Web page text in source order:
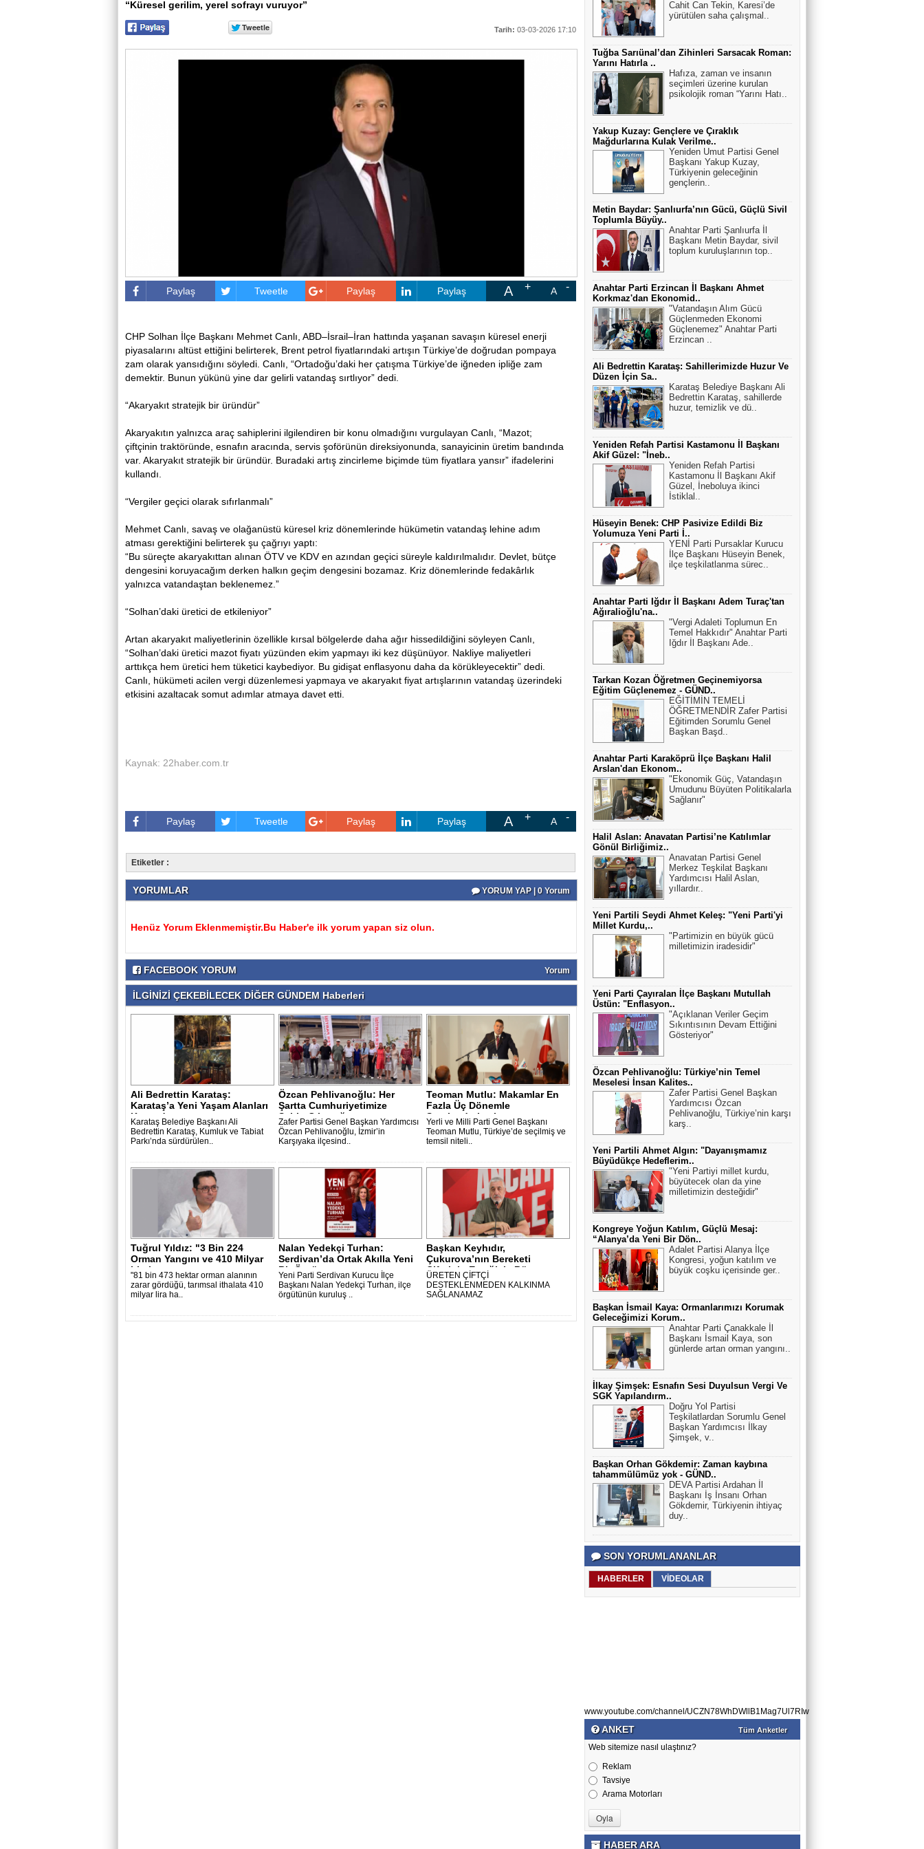
“Küresel gerilim, yerel sofrayı vuruyor”
Tarih: 03-03-2026 17:10
Paylaş Tweetle Paylaş Paylaş A A
CHP Solhan İlçe Başkanı Mehmet Canlı, ABD–İsrail–İran hattında yaşanan savaşın küresel enerji
piyasalarını altüst ettiğini belirterek, Brent petrol fiyatlarındaki artışın Türkiye’de doğrudan pompaya
zam olarak yansıdığını söyledi. Canlı, “Ortadoğu’daki her çatışma Türkiye’de iğneden ipliğe zam
demektir. Bunun yükünü yine dar gelirli vatandaş sırtlıyor” dedi.
“Akaryakıt stratejik bir üründür”
Akaryakıtın yalnızca araç sahiplerini ilgilendiren bir konu olmadığını vurgulayan Canlı, “Mazot;
çiftçinin traktöründe, esnafın aracında, servis şoförünün direksiyonunda, sanayicinin üretim bandında
var. Akaryakıt stratejik bir üründür. Buradaki artış zincirleme biçimde tüm fiyatlara yansır” ifadelerini
kullandı.
“Vergiler geçici olarak sıfırlanmalı”
Mehmet Canlı, savaş ve olağanüstü küresel kriz dönemlerinde hükümetin vatandaş lehine adım
atması gerektiğini belirterek şu çağrıyı yaptı:
“Bu süreçte akaryakıttan alınan ÖTV ve KDV en azından geçici süreyle kaldırılmalıdır. Devlet, bütçe
dengesini koruyacağım derken halkın geçim dengesini bozamaz. Kriz dönemlerinde fedakârlık
yalnızca vatandaştan beklenemez.”
“Solhan’daki üretici de etkileniyor”
Artan akaryakıt maliyetlerinin özellikle kırsal bölgelerde daha ağır hissedildiğini söyleyen Canlı,
“Solhan’daki üretici mazot fiyatı yüzünden ekim yapmayı iki kez düşünüyor. Nakliye maliyetleri
arttıkça hem üretici hem tüketici kaybediyor. Bu gidişat enflasyonu daha da körükleyecektir” dedi.
Canlı, hükümeti acilen vergi düzenlemesi yapmaya ve akaryakıt fiyat artışlarının vatandaş üzerindeki
etkisini azaltacak somut adımlar atmaya davet etti.
Kaynak: 22haber.com.tr
Paylaş Tweetle Paylaş Paylaş A A
Etiketler :
YORUMLAR YORUM YAP | 0 Yorum
Henüz Yorum Eklenmemiştir.Bu Haber'e ilk yorum yapan siz olun.
FACEBOOK YORUM Yorum
İLGİNİZİ ÇEKEBİLECEK DİĞER GÜNDEM Haberleri
Ali Bedrettin Karataş:
Karataş’a Yeni Yaşam Alanları
Kazandı..
Karataş Belediye Başkanı Ali
Bedrettin Karataş, Kumluk ve Tabiat
Parkı’nda sürdürülen..
Özcan Pehlivanoğlu: Her
Şartta Cumhuriyetimize
Sahip Çıkacağ..
Zafer Partisi Genel Başkan Yardımcısı
Özcan Pehlivanoğlu, İzmir’in
Karşıyaka ilçesind..
Teoman Mutlu: Makamlar En
Fazla Üç Dönemle
Sınırlandırılmalı..
Yerli ve Milli Parti Genel Başkanı
Teoman Mutlu, Türkiye’de seçilmiş ve
temsil niteli..
Tuğrul Yıldız: "3 Bin 224
Orman Yangını ve 410 Milyar
Liralı..
"81 bin 473 hektar orman alanının
zarar gördüğü, tarımsal ithalata 410
milyar lira ha..
Nalan Yedekçi Turhan:
Serdivan’da Ortak Akılla Yeni
Bir Örgü..
Yeni Parti Serdivan Kurucu İlçe
Başkanı Nalan Yedekçi Turhan, ilçe
örgütünün kuruluş ..
Başkan Keyhıdır,
Çukurova’nın Bereketi
Çiftçinin Emeğiyle Bü..
ÜRETEN ÇİFTÇİ
DESTEKLENMEDEN KALKINMA
SAĞLANAMAZ
Cahit Can Tekin, Karesi’de
yürütülen saha çalışmal..
Tuğba Sarıünal’dan Zihinleri Sarsacak Roman:
Yarını Hatırla ..
Hafıza, zaman ve insanın
seçimleri üzerine kurulan
psikolojik roman “Yarını Hatı..
Yakup Kuzay: Gençlere ve Çıraklık
Mağdurlarına Kulak Verilme..
Yeniden Umut Partisi Genel
Başkanı Yakup Kuzay,
Türkiyenin geleceğinin
gençlerin..
Metin Baydar: Şanlıurfa’nın Gücü, Güçlü Sivil
Toplumla Büyüy..
Anahtar Parti Şanlıurfa İl
Başkanı Metin Baydar, sivil
toplum kuruluşlarının top..
Anahtar Parti Erzincan İl Başkanı Ahmet
Korkmaz'dan Ekonomid..
"Vatandaşın Alım Gücü
Güçlenmeden Ekonomi
Güçlenemez" Anahtar Parti
Erzincan ..
Ali Bedrettin Karataş: Sahillerimizde Huzur Ve
Düzen İçin Sa..
Karataş Belediye Başkanı Ali
Bedrettin Karataş, sahillerde
huzur, temizlik ve dü..
Yeniden Refah Partisi Kastamonu İl Başkanı
Akif Güzel: "İneb..
Yeniden Refah Partisi
Kastamonu İl Başkanı Akif
Güzel, İneboluya ikinci
İstiklal..
Hüseyin Benek: CHP Pasivize Edildi Biz
Yolumuza Yeni Parti İ..
YENİ Parti Pursaklar Kurucu
İlçe Başkanı Hüseyin Benek,
ilçe teşkilatlanma sürec..
Anahtar Parti Iğdır İl Başkanı Adem Turaç'tan
Ağıralioğlu'na..
"Vergi Adaleti Toplumun En
Temel Hakkıdır" Anahtar Parti
Iğdır İl Başkanı Ade..
Tarkan Kozan Öğretmen Geçinemiyorsa
Eğitim Güçlenemez - GÜND..
EĞİTİMİN TEMELİ
ÖĞRETMENDİR Zafer Partisi
Eğitimden Sorumlu Genel
Başkan Başd..
Anahtar Parti Karaköprü İlçe Başkanı Halil
Arslan'dan Ekonom..
"Ekonomik Güç, Vatandaşın
Umudunu Büyüten Politikalarla
Sağlanır"
Halil Aslan: Anavatan Partisi’ne Katılımlar
Gönül Birliğimiz..
Anavatan Partisi Genel
Merkez Teşkilat Başkanı
Yardımcısı Halil Aslan,
yıllardır..
Yeni Partili Seydi Ahmet Keleş: "Yeni Parti'yi
Millet Kurdu,..
"Partimizin en büyük gücü
milletimizin iradesidir"
Yeni Parti Çayıralan İlçe Başkanı Mutullah
Üstün: "Enflasyon..
"Açıklanan Veriler Geçim
Sıkıntısının Devam Ettiğini
Gösteriyor"
Özcan Pehlivanoğlu: Türkiye’nin Temel
Meselesi İnsan Kalites..
Zafer Partisi Genel Başkan
Yardımcısı Özcan
Pehlivanoğlu, Türkiye’nin karşı
karş..
Yeni Partili Ahmet Algın: "Dayanışmamız
Büyüdükçe Hedeflerim..
"Yeni Partiyi millet kurdu,
büyütecek olan da yine
milletimizin desteğidir"
Kongreye Yoğun Katılım, Güçlü Mesaj:
“Alanya’da Yeni Bir Dön..
Adalet Partisi Alanya İlçe
Kongresi, yoğun katılım ve
büyük coşku içerisinde ger..
Başkan İsmail Kaya: Ormanlarımızı Korumak
Geleceğimizi Korum..
Anahtar Parti Çanakkale İl
Başkanı İsmail Kaya, son
günlerde artan orman yangını..
İlkay Şimşek: Esnafın Sesi Duyulsun Vergi Ve
SGK Yapılandırm..
Doğru Yol Partisi
Teşkilatlardan Sorumlu Genel
Başkan Yardımcısı İlkay
Şimşek, v..
Başkan Orhan Gökdemir: Zaman kaybına
tahammülümüz yok - GÜND..
DEVA Partisi Ardahan İl
Başkanı İş İnsanı Orhan
Gökdemir, Türkiyenin ihtiyaç
duy..
SON YORUMLANANLAR
HABERLER VİDEOLAR
www.youtube.com/channel/UCZN78WhDWllB1Mag7Ul7RIw
ANKET Tüm Anketler
Web sitemize nasıl ulaştınız?
Reklam
Tavsiye
Arama Motorları
HABER ARA